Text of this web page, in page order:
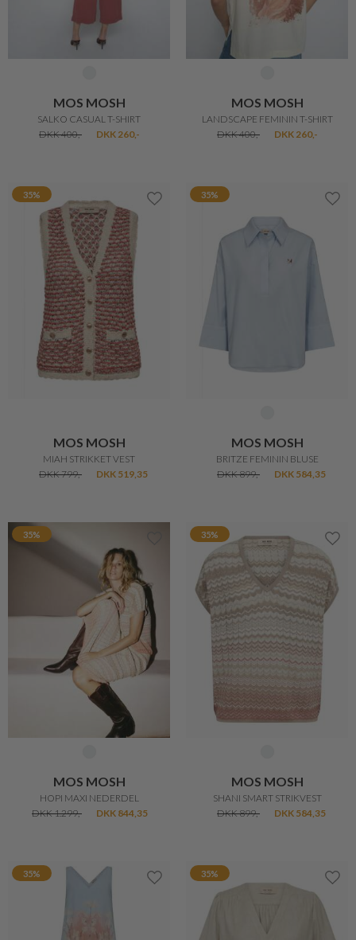
MOS MOSH
SALKO CASUAL T-SHIRT
DKK 400,-
DKK 260,-
MOS MOSH
LANDSCAPE FEMININ T-SHIRT
DKK 400,-
DKK 260,-
35%
MOS MOSH
MIAH STRIKKET VEST
DKK 799,-
DKK 519,35
35%
MOS MOSH
BRITZE FEMININ BLUSE
DKK 899,-
DKK 584,35
35%
MOS MOSH
HOPI MAXI NEDERDEL
DKK 1.299,-
DKK 844,35
35%
MOS MOSH
SHANI SMART STRIKVEST
DKK 899,-
DKK 584,35
35% 35%